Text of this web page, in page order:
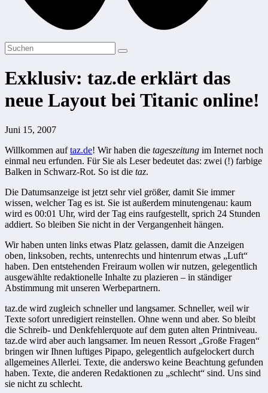
Exklusiv: taz.de erklärt das
neue Layout bei Titanic online!
Juni 15, 2007
Willkommen auftaz.de! Wir haben die tageszeitung im Internet noch
einmal neu erfunden. Für Sie als Leser bedeutet das: zwei (!) farbige
Balken in Schwarz-Rot. So ist die taz.
Die Datumsanzeige ist jetzt sehr viel größer, damit Sie immer
wissen, welcher Tag es ist. Sie ist außerdem minutengenau: kaum
wird es 00:01 Uhr, wird der Tag eins raufgestellt, sprich 24 Stunden
addiert. So bleiben Sie nicht in der Vergangenheit hängen.
Wir haben unten links etwas Platz gelassen, damit die Anzeigen
oben, linksoben, rechts, untenrechts und hintenrum etwas „Luft“
haben. Den entstehenden Freiraum wollen wir nutzen, gelegentlich
ausgewählte redaktionelle Inhalte zu plazieren – in ständiger
Abstimmung mit unseren Werbepartnern.
taz.de wird zugleich schneller und langsamer. Schneller, weil wir
Texte sofort unredigiert reinstellen. Ohne wenn und aber. So bleibt
die Schreib- und Denkfehlerquote auf dem guten alten Printniveau.
taz.de wird aber auch langsamer. Im neuen Ressort „Große Fragen“
bringen wir Ihnen luftiges Pipapo, gelegentlich aufgelockert durch
allgemeines Allerlei. Texte, die anderswo keine Beachtung gefunden
haben. Texte, die anderen Redaktionen zu „schlecht“ sind. Uns sind
sie nicht zu schlecht.